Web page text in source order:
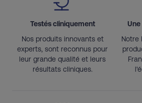
Testés cliniquement
Nos produits innovants et
experts, sont reconnus pour
leur grande qualité et leurs
résultats cliniques.
Notre